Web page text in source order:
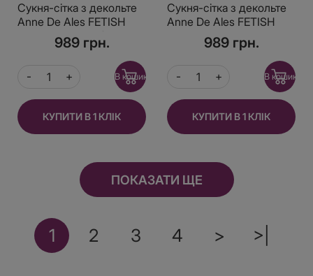
Сукня-сітка з декольте
Anne De Ales FETISH
DINNER Black S / M,
оголене плече
989 грн.
В кошик
КУПИТИ В 1 КЛІК
Сукня-сітка з декольте
Anne De Ales FETISH
DINNER Black XL,
оголене плече
989 грн.
В кошик
КУПИТИ В 1 КЛІК
ПОКАЗАТИ ЩЕ
1 2 3 4 > >|